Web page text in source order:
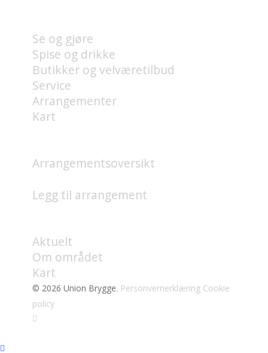
Se og gjøre
Spise og drikke
Butikker og velværetilbud
Service
Arrangementer
Kart
Arrangementsoversikt
Legg til arrangement
Aktuelt
Om området
Kart
© 2026 Union Brygge. Personvernerklæring Cookie
policy
facebook